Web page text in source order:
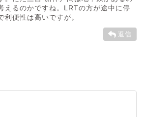
えるのかですね。LRTの方が途中に停
利便性は高いですが。
返信